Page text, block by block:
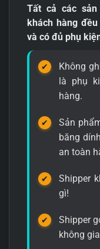
Tất cả các
khách hàng
và có đủ phụ
Không
là phụ
hàng.
Sản
băng
an toàn
Shipper
gì!
Shipper
không